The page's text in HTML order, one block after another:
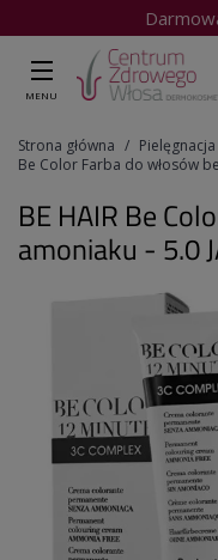
Kup do
MENU
Strona główna
Be Color Farba do włosów
BE HAIR Be
amoniaku - 5.0